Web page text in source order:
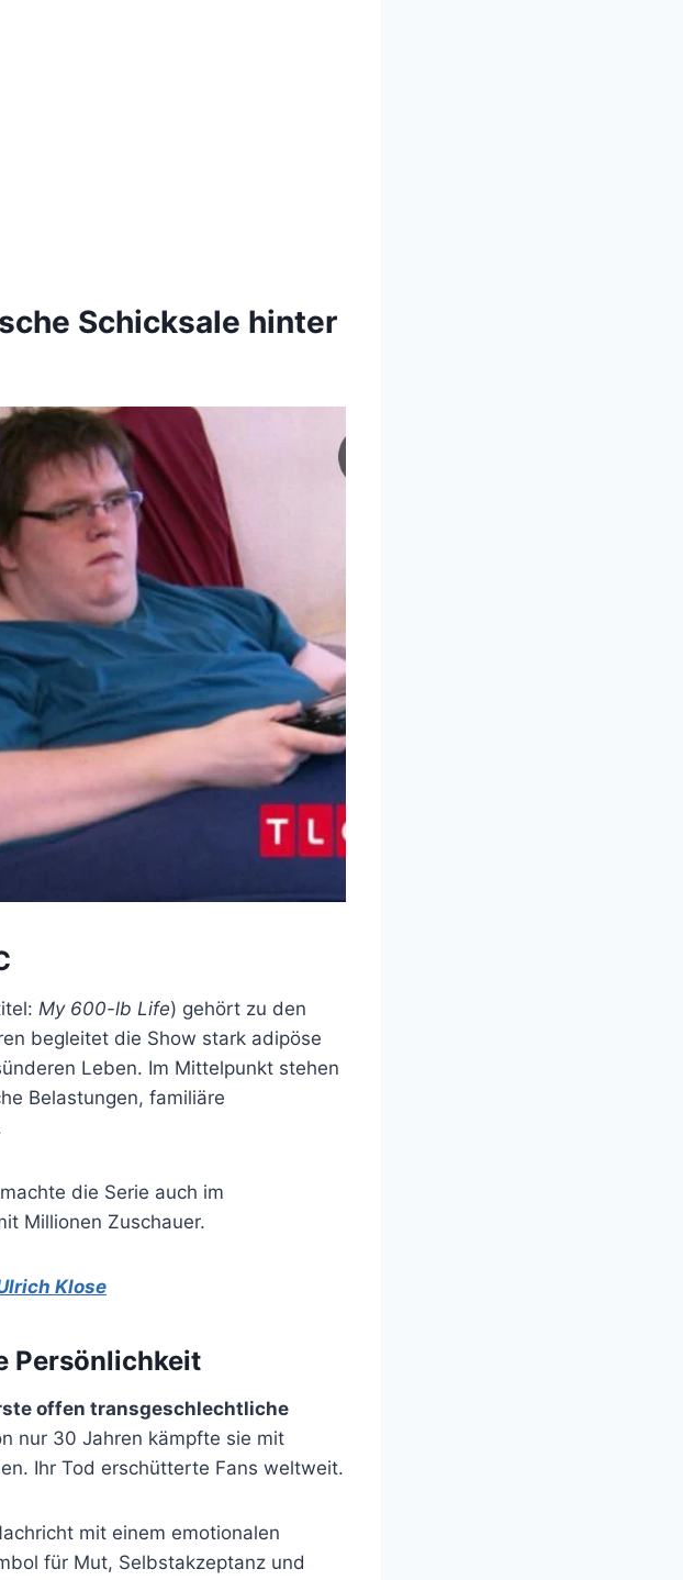
Schicksale hinter
My 600-lb Life) gehört zu den
begleitet die Show stark adipöse
Leben. Im Mittelpunkt stehen
Belastungen, familiäre
die Serie auch im
Millionen Zuschauer.
Klose
Persönlichkeit
offen transgeschlechtliche
nur 30 Jahren kämpfte sie mit
Ihr Tod erschütterte Fans weltweit.
mit einem emotionalen
für Mut, Selbstakzeptanz und